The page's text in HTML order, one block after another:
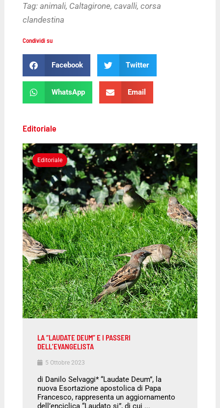
Tag:animali, Caltagirone,cavalli,corsa
clandestina
Condividi su
Facebook Twitter
WhatsApp Email
Editoriale
Editoriale
LA “LAUDATE DEUM” E I PASSERI
DELL’EVANGELISTA
5 Ottobre 2023
di Danilo Selvaggi* “Laudate Deum”, la
nuova Esortazione apostolica di Papa
Francesco, rappresenta un aggiornamento